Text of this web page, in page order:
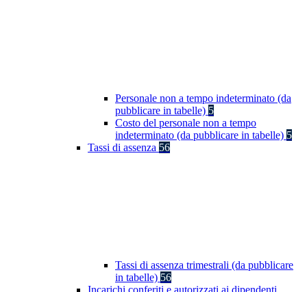
Personale non a tempo indeterminato (da
pubblicare in tabelle) 5
Costo del personale non a tempo
indeterminato (da pubblicare in tabelle) 5
Tassi di assenza 56
Tassi di assenza trimestrali (da pubblicare
in tabelle) 56